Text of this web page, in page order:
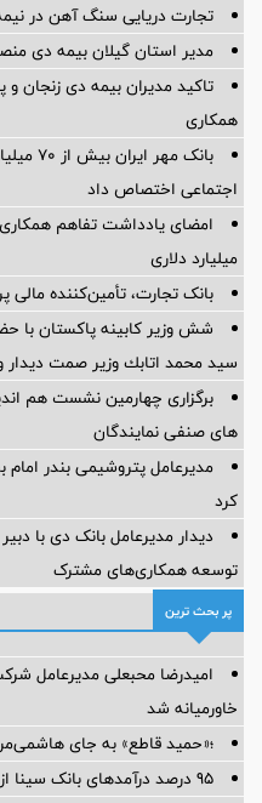
تجارت دریایی سنگ آهن در نیمه
مدیر استان گیلان بیمه دی
تاکید مدیران بیمه دی زنجان و
همکاری
بانک
اجتماعی اختصاص داد
میلیارد دلاری
بانک تجارت، تأمین‌کننده مالی پروژه
شش وزیر کابینه پاکستان با
سيد محمد اتابك وزير صمت ديدار
برگزاری چهارمین نشست هم
های صنفی نمایندگان
مدیرعامل پتروشیمی بندر امام
کرد
دیدار مدیرعامل بانک دی با
توسعه همکاری‌های مشترک
پر بحث ترین
امیدرضا محبعلی مدیرعامل
خاورمیانه شد
؛«حمید قاطع» به جای
95 درصد درآمدهای بانک سینا از فعالیت‌های عملیاتی تامین شد